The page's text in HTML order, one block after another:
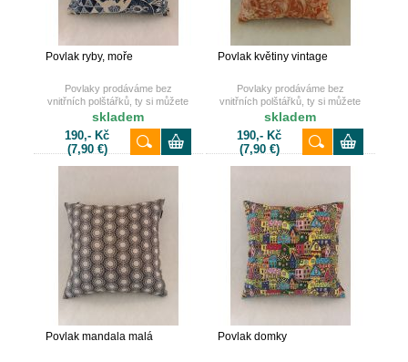
Povlak ryby, moře
Povlaky prodáváme bez
vnitřních polštářků, ty si můžete
také dokoupit u nás na e-shopu.
skladem
190,- Kč
(7,90 €)
Povlak květiny vintage
Povlaky prodáváme bez
vnitřních polštářků, ty si můžete
také dokoupit u nás na e-shopu.
skladem
190,- Kč
(7,90 €)
Povlak mandala malá Povlak domky